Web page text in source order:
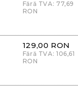
Fără TVA: 77,69
RON
129,00 RON
Fără TVA: 106,61
RON